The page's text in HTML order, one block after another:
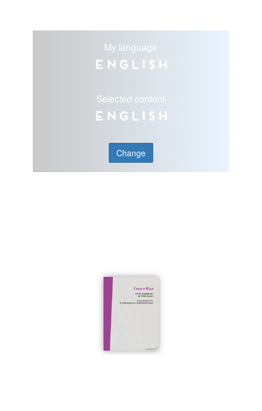
My language
English
Selected content
English
Change